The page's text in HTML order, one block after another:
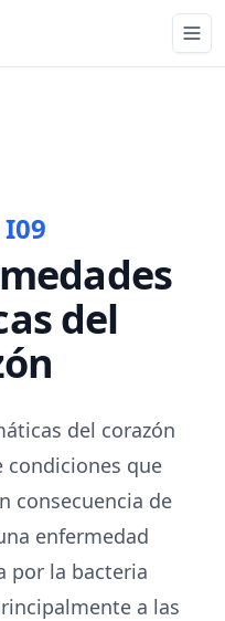
I09
del
del corazón
condiciones que
consecuencia de
enfermedad
por la bacteria
a las